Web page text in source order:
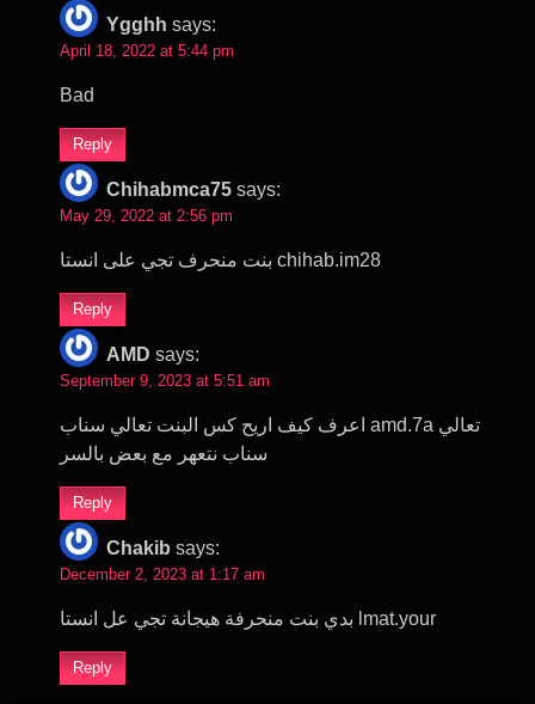
Ygghh says:
April 18, 2022 at 5:44 pm
Bad
Reply
Chihabmca75 says:
May 29, 2022 at 2:56 pm
بنت منحرف تجي على انستا chihab.im28
Reply
AMD says:
September 9, 2023 at 5:51 am
اعرف كيف اريح كس البنت تعالي سناب amd.7a تعالي
سناب نتعهر مع بعض بالسر
Reply
Chakib says:
December 2, 2023 at 1:17 am
بدي بنت منحرفة هيجانة تجي عل انستا lmat.your
Reply